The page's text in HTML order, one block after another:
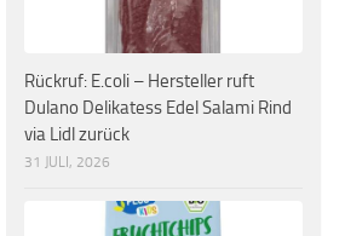
Rückruf: E.coli – Hersteller ruft
Dulano Delikatess Edel Salami Rind
via Lidl zurück
31 JULI, 2026